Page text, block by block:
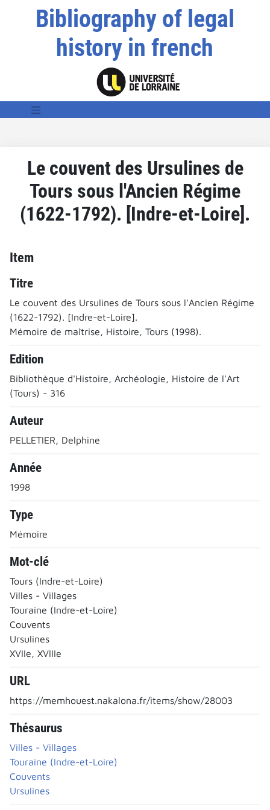
Bibliography of legal
history in french
Le couvent des Ursulines de
Tours sous l'Ancien Régime
(1622-1792). [Indre-et-Loire].
Item
Titre
Le couvent des Ursulines de Tours sous l'Ancien Régime
(1622-1792). [Indre-et-Loire].
Mémoire de maîtrise, Histoire, Tours (1998).
Edition
Bibliothèque d'Histoire, Archéologie, Histoire de l'Art
(Tours) - 316
Auteur
PELLETIER, Delphine
Année
1998
Type
Mémoire
Mot-clé
Tours (Indre-et-Loire)
Villes - Villages
Touraine (Indre-et-Loire)
Couvents
Ursulines
XVIIe, XVIIIe
URL
https://memhouest.nakalona.fr/items/show/28003
Thésaurus
Villes - Villages
Touraine (Indre-et-Loire)
Couvents
Ursulines